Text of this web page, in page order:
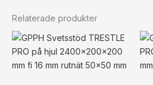
Relaterade produkter